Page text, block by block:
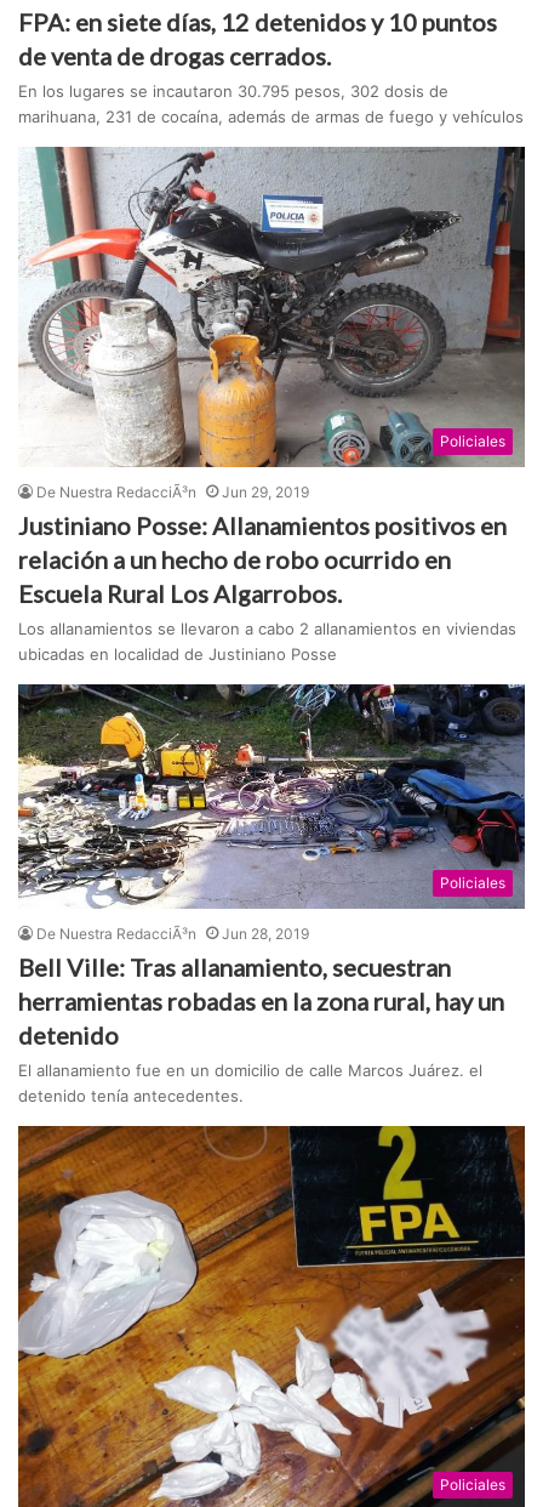
FPA: en siete días, 12 detenidos y 10 puntos
de venta de drogas cerrados.
En los lugares se incautaron 30.795 pesos, 302 dosis de
marihuana, 231 de cocaína, además de armas de fuego y vehículos
Policiales
De Nuestra RedacciÃ³n Jun 29, 2019
Justiniano Posse: Allanamientos positivos en
relación a un hecho de robo ocurrido en
Escuela Rural Los Algarrobos.
Los allanamientos se llevaron a cabo 2 allanamientos en viviendas
ubicadas en localidad de Justiniano Posse
Policiales
De Nuestra RedacciÃ³n Jun 28, 2019
Bell Ville: Tras allanamiento, secuestran
herramientas robadas en la zona rural, hay un
detenido
El allanamiento fue en un domicilio de calle Marcos Juárez. el
detenido tenía antecedentes.
Policiales